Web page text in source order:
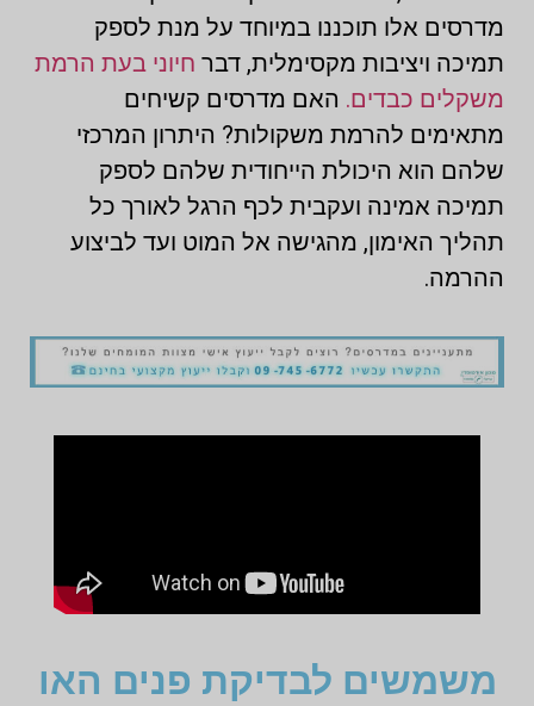
מדרסים אלו תוכננו במיוחד על מנת לספק
תמיכה ויציבות מקסימלית, דבר חיוני בעת הרמת
משקלים כבדים. האם מדרסים קשיחים
מתאימים להרמת משקולות? היתרון המרכזי
שלהם הוא היכולת הייחודית שלהם לספק
תמיכה אמינה ועקבית לכף הרגל לאורך כל
תהליך האימון, מהגישה אל המוט ועד לביצוע
ההרמה.
משמשים לבדיקת פנים האו